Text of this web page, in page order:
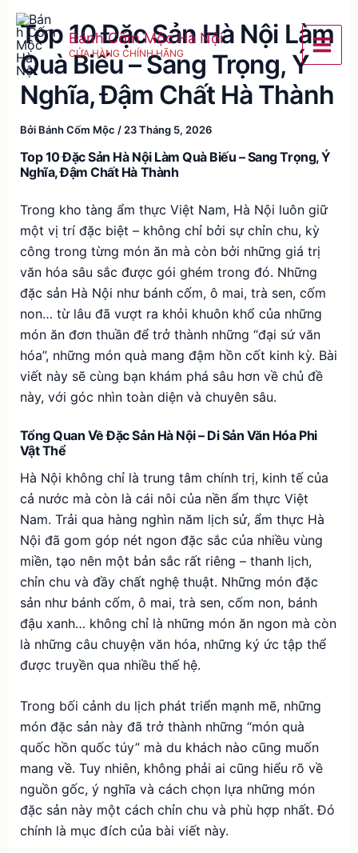
Nhảy
nội
dung
Bánh Cốm Mộc Hà Nội
CỬA HÀNG CHÍNH HÃNG
Top 10 Đặc Sản Hà Nội Làm
Quà Biếu – Sang Trọng, Ý
Nghĩa, Đậm Chất Hà Thành
Bởi Bánh Cốm Mộc / 23 Tháng 5, 2026
Top 10 Đặc Sản Hà Nội Làm Quà Biếu – Sang Trọng, Ý
Nghĩa, Đậm Chất Hà Thành
Trong kho tàng ẩm thực Việt Nam, Hà Nội luôn giữ
một vị trí đặc biệt – không chỉ bởi sự chỉn chu, kỳ
công trong từng món ăn mà còn bởi những giá trị
văn hóa sâu sắc được gói ghém trong đó. Những
đặc sản Hà Nội như bánh cốm, ô mai, trà sen, cốm
non… từ lâu đã vượt ra khỏi khuôn khổ của những
món ăn đơn thuần để trở thành những “đại sứ văn
hóa”, những món quà mang đậm hồn cốt kinh kỳ. Bài
viết này sẽ cùng bạn khám phá sâu hơn về chủ đề
này, với góc nhìn toàn diện và chuyên sâu.
Tổng Quan Về Đặc Sản Hà Nội – Di Sản Văn Hóa Phi
Vật Thể
Hà Nội không chỉ là trung tâm chính trị, kinh tế của
cả nước mà còn là cái nôi của nền ẩm thực Việt
Nam. Trải qua hàng nghìn năm lịch sử, ẩm thực Hà
Nội đã gom góp nét ngon đặc sắc của nhiều vùng
miền, tạo nên một bản sắc rất riêng – thanh lịch,
chỉn chu và đầy chất nghệ thuật. Những món đặc
sản như bánh cốm, ô mai, trà sen, cốm non, bánh
đậu xanh… không chỉ là những món ăn ngon mà còn
là những câu chuyện văn hóa, những ký ức tập thể
được truyền qua nhiều thế hệ.
Trong bối cảnh du lịch phát triển mạnh mẽ, những
món đặc sản này đã trở thành những “món quà
quốc hồn quốc túy” mà du khách nào cũng muốn
mang về. Tuy nhiên, không phải ai cũng hiểu rõ về
nguồn gốc, ý nghĩa và cách chọn lựa những món
đặc sản này một cách chỉn chu và phù hợp nhất. Đó
chính là mục đích của bài viết này.